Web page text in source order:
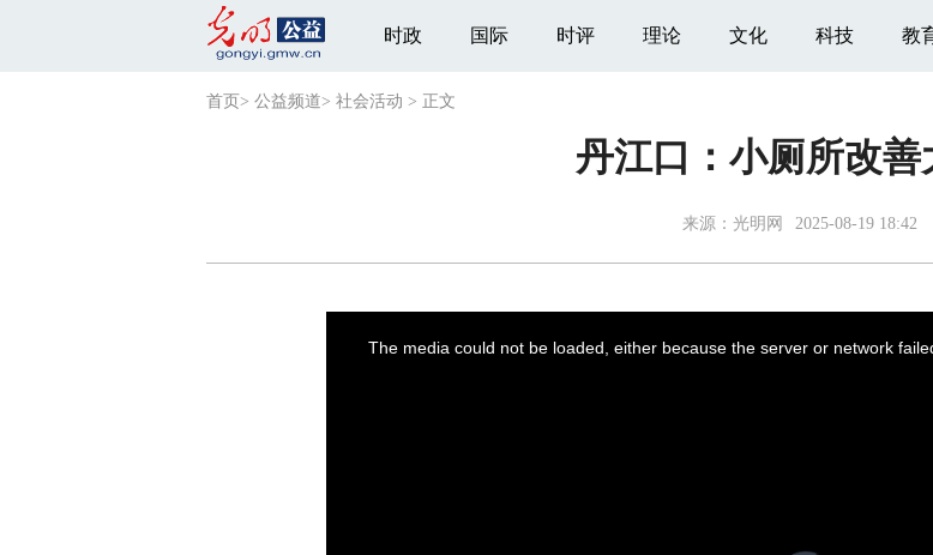
时政 国际 时评 理论 文化 科技 教
首页 > 公益频道> 社会活动 > 正文
丹江口：小厕所改善
来源： 光明网 2025-08-19 18:42
The media could not be loaded, either because the server or network